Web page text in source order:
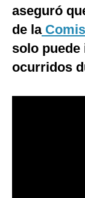
Tecnología
Club del Suscriptor
Mix
aseguró
de la
solo
ocurridos